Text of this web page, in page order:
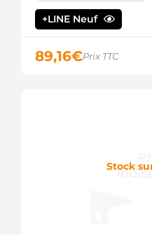
+LINE Neuf
89,16€Prix TTC
Stock